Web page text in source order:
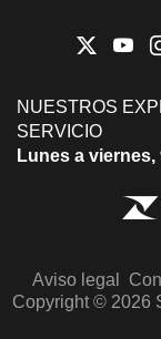
NUESTROS
SERVICIO
Lunes a viernes,
Aviso legal
Copyright © 2026